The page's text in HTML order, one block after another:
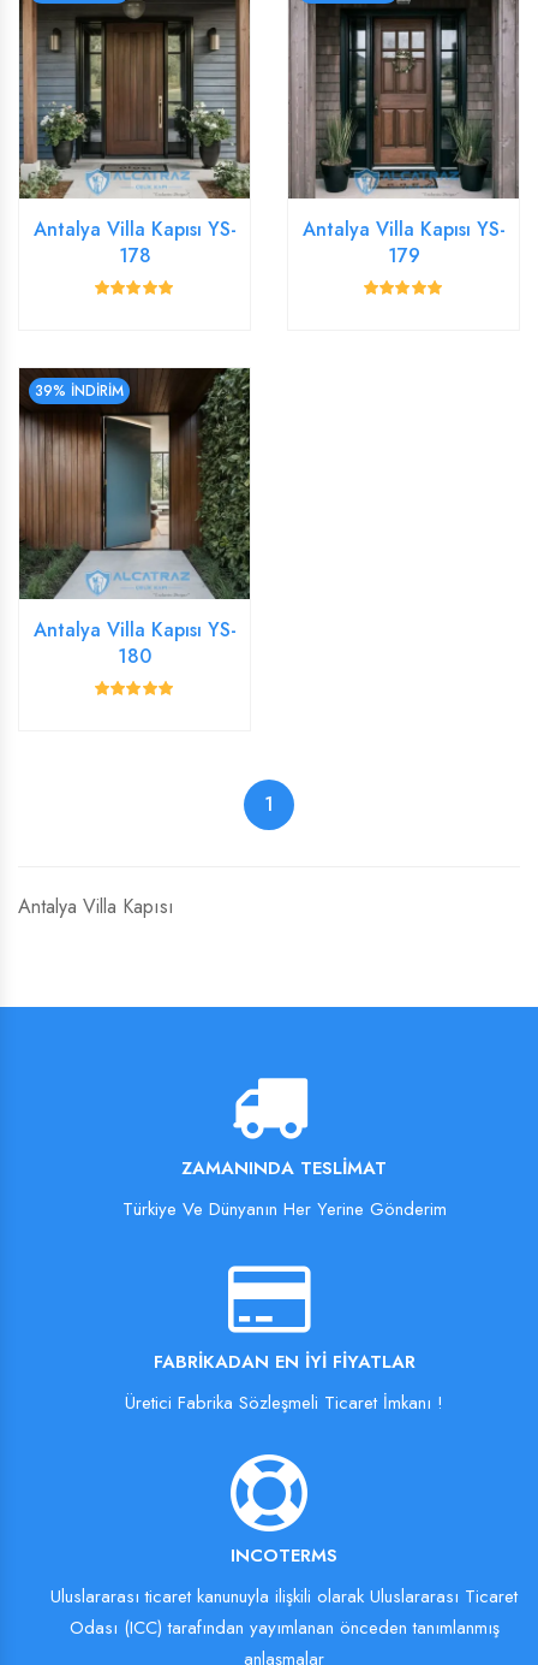
Antalya Villa Kapısı YS-
178
Antalya Villa Kapısı YS-
179
39% İNDİRİM
Antalya Villa Kapısı YS-
180
1
Antalya Villa Kapısı
ZAMANINDA TESLIMAT
Türkiye Ve Dünyanın Her Yerine Gönderim
FABRIKADAN EN İYI FIYATLAR
Üretici Fabrika Sözleşmeli Ticaret İmkanı !
INCOTERMS
Uluslararası ticaret kanunuyla ilişkili olarak Uluslararası Ticaret
Odası (ICC) tarafından yayımlanan önceden tanımlanmış
anlaşmalar